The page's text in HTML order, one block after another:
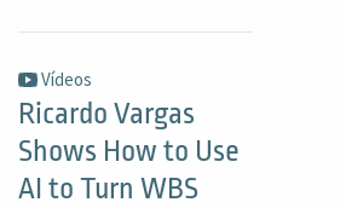
Vídeos
Ricardo Vargas
Shows How to Use
AI to Turn WBS